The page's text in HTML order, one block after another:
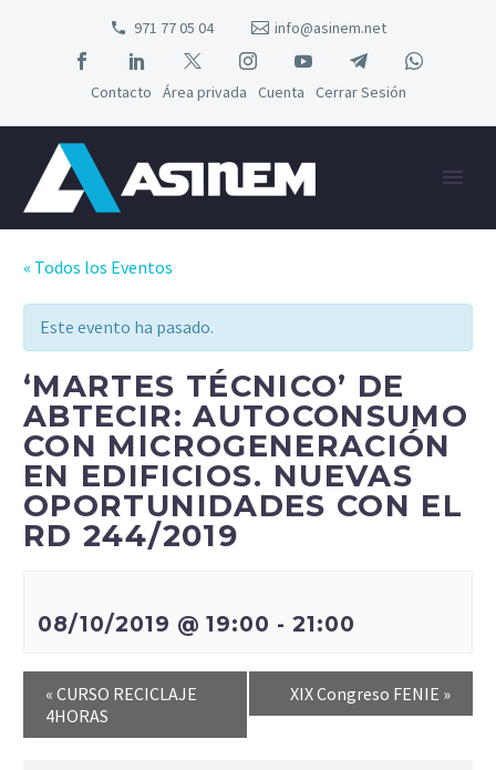
971 77 05 04 info@asinem.net
Contacto Área privada Cuenta Cerrar Sesión
« Todos los Eventos
Este evento ha pasado.
‘MARTES TÉCNICO’ DE
ABTECIR: AUTOCONSUMO
CON MICROGENERACIÓN
EN EDIFICIOS. NUEVAS
OPORTUNIDADES CON EL
RD 244/2019
08/10/2019 @ 19:00 -21:00
« CURSO RECICLAJE
4HORAS
XIX Congreso FENIE »